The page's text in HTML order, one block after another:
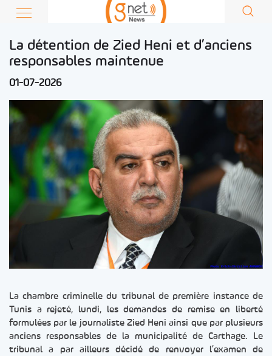
La détention de Zied Heni et d’anciens
responsables maintenue
01-07-2026
La chambre criminelle du tribunal de première instance de
Tunis a rejeté, lundi, les demandes de remise en liberté
formulées par le journaliste Zied Heni ainsi que par plusieurs
anciens responsables de la municipalité de Carthage. Le
tribunal a par ailleurs décidé de renvoyer l’examen de